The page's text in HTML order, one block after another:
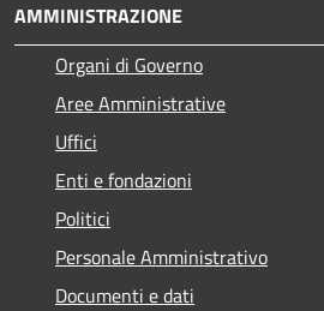
AMMINISTRAZIONE
Organi di Governo
Aree Amministrative
Uffici
Enti e fondazioni
Politici
Personale Amministrativo
Documenti e dati